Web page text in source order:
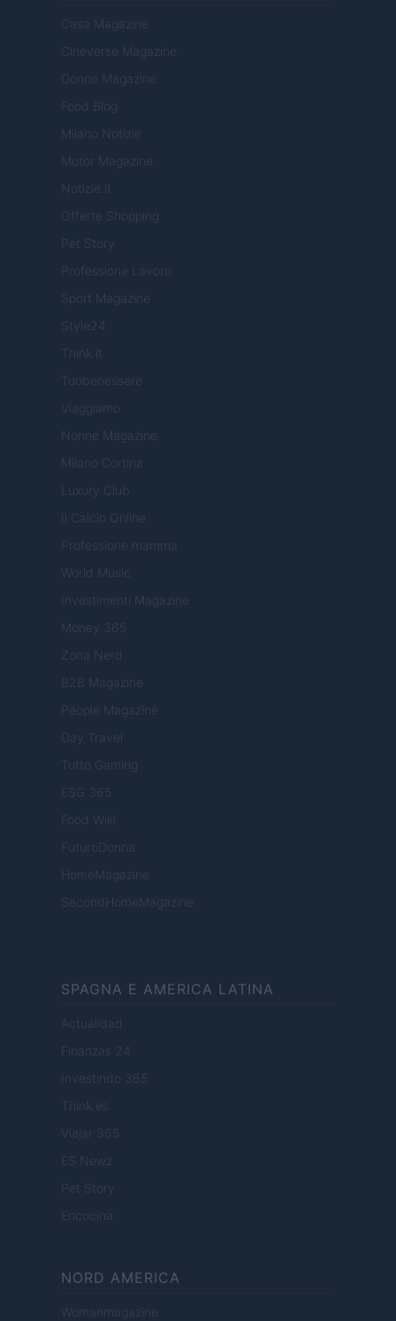
Casa Magazine
Cineverse Magazine
Donne Magazine
Food Blog
Milano Notizie
Motor Magazine
Notizie.it
Offerte Shopping
Pet Story
Professione Lavoro
Sport Magazine
Style24
Think.it
Tuobenessere
Viaggiamo
Nonne Magazine
Milano Cortina
Luxury Club
Il Calcio Online
Professione mamma
World Music
Investimenti Magazine
Money 365
Zona Nerd
B2B Magazine
People Magazine
Day Travel
Tutto Gaming
ESG 365
Food Wiki
FuturoDonna
HomeMagazine
SecondHomeMagazine
SPAGNA E AMERICA LATINA
Actualidad
Finanzas 24
Investindo 365
Think.es
Viajar 365
ES Newz
Pet Story
Encocina
NORD AMERICA
Womanmagazine